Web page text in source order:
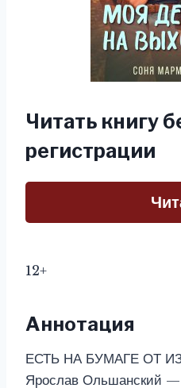
Читать книгу
регистрации
12+
Аннотация
ЕСТЬ НА БУМАГЕ ОТ
Ярослав Ольшанский —